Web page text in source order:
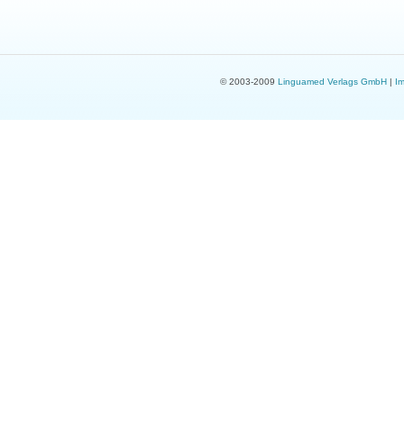
© 2003-2009 Linguamed Verlags GmbH|